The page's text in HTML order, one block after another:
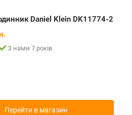
Daniel Klein DK11774-2
З нами 7 років
Перейти в магазин